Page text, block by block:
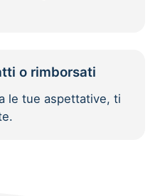
o rimborsati
le tue aspettative, ti